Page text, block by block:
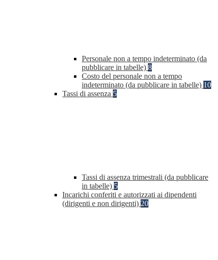
Personale non a tempo indeterminato (da
pubblicare in tabelle) 8
Costo del personale non a tempo
indeterminato (da pubblicare in tabelle) 10
Tassi di assenza 5
Tassi di assenza trimestrali (da pubblicare
in tabelle) 5
Incarichi conferiti e autorizzati ai dipendenti
(dirigenti e non dirigenti) 20